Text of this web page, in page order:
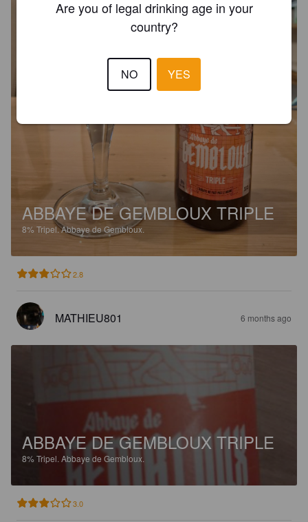
ABBAYE DE GEMBLOUX TRIPLE
8% Tripel.Abbaye de Gembloux.
2.8
MATHIEU801 6 months ago
ABBAYE DE GEMBLOUX TRIPLE
8%Tripel. Abbaye de Gembloux.
3.0
Are you of legal drinking age in your
country?
NO YES